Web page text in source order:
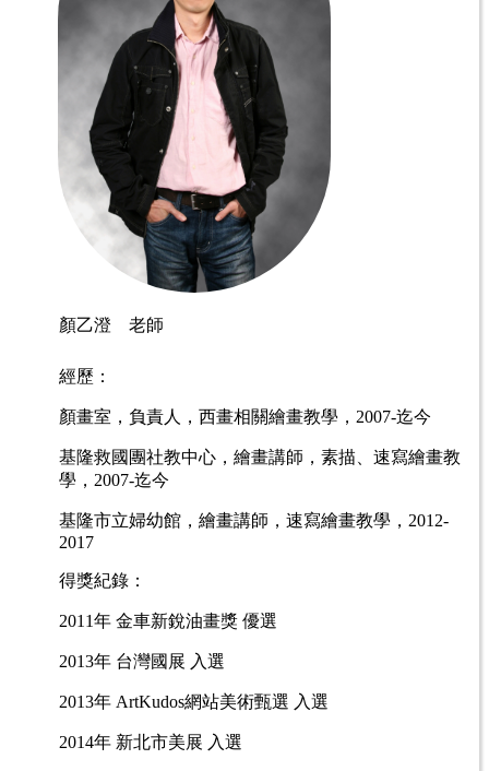
顏乙澄 老師
經歷：
顏畫室，負責人， 西畫相關繪畫教學， 2007-迄今
基隆救國團社教中心， 繪畫講師， 素描、速寫繪畫教
學， 2007-迄今
基隆市立婦幼館， 繪畫講師， 速寫繪畫教學， 2012-
2017
得獎紀錄：
2011年 金車新銳油畫獎 優選
2013年 台灣國展 入選
2013年 ArtKudos網站美術甄選 入選
2014年 新北市美展 入選